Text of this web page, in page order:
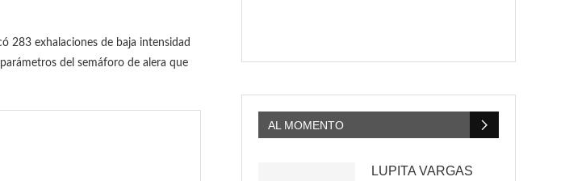
283 exhalaciones de baja intensidad
del semáforo de alera que
AL MOMENTO
LUPITA VARGAS